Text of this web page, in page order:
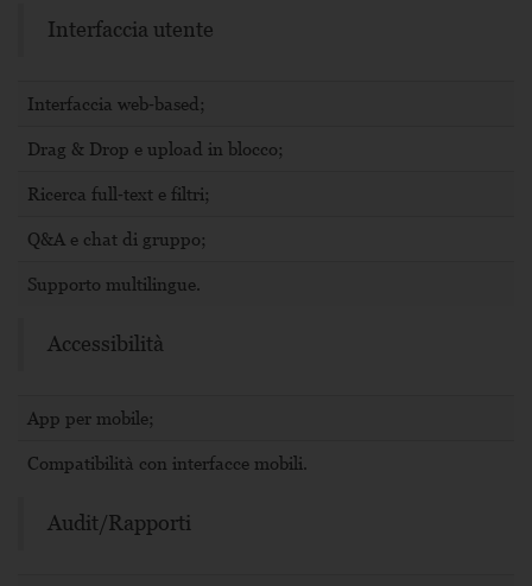
Interfaccia utente
Interfaccia web‑based;
Drag & Drop e upload in blocco;
Ricerca full‑text e filtri;
Q&A e chat di gruppo;
Supporto multilingue.
Accessibilità
App per mobile;
Compatibilità con interfacce mobili.
Audit/Rapporti